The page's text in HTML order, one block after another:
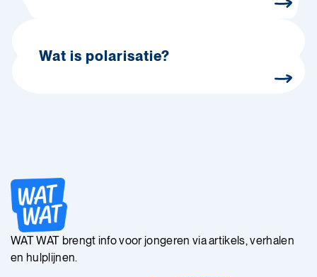
Wat is polarisatie?
WAT WAT brengt info voor jongeren via artikels, verhalen
en hulplijnen.